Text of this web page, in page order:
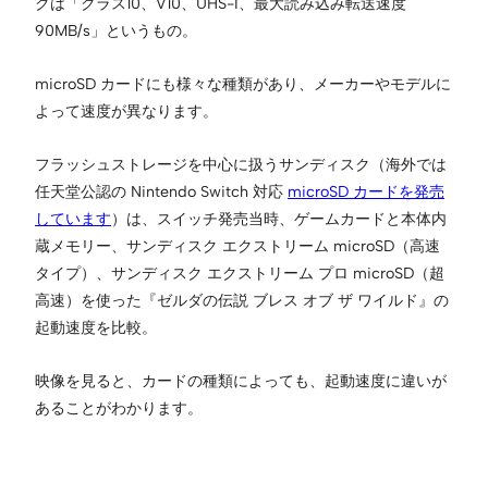
90MB/s」というもの。
microSD カードにも様々な種類があり、メーカーやモデルに
よって速度が異なります。
フラッシュストレージを中心に扱うサンディスク（海外では
任天堂公認の Nintendo Switch 対応 microSD カードを発売
しています）は、スイッチ発売当時、ゲームカードと本体内
蔵メモリー、サンディスク エクストリーム microSD（高速
タイプ）、サンディスク エクストリーム プロ microSD（超
高速）を使った『ゼルダの伝説 ブレス オブ ザ ワイルド』の
起動速度を比較。
映像を見ると、カードの種類によっても、起動速度に違いが
あることがわかります。